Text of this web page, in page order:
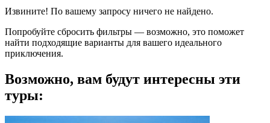
Извините! По вашему запросу ничего не найдено.
Попробуйте сбросить фильтры — возможно, это поможет
найти подходящие варианты для вашего идеального
приключения.
Возможно, вам будут интересны эти
туры: